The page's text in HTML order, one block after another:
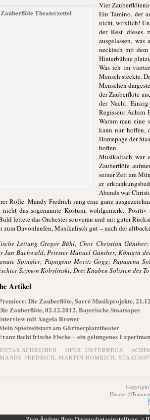
Vier
Ein Tamino, der
nicht, wirklich!
der Rest dieses
ausgelassen,
neckisch mit
Hinterbühne
Was ich im
Mensch steckte.
Menschen
der Zauberflöte
der Nacht.
Regisseur Achim
Warum man eine
kann nur hoffen,
Homepage der
hoffen.
Musikalisch war
Zauberflöte
seiner Zeit am
er
Abends war
Rolle. Mandy Fredrich sang eine ganz
nicht das sogenannte Kostüm, wohlgemerkt.
leitete das Orchester souverän und mit guter
zum Davonlaufen, Musikalisch gut – nach der
Leitung Gregor Bühl; Chor Christian
Jan Buchwald; Priester Manuel Günther; Königin
Spingler; Papageno Moritz Gogg; Papagena
Szymon Kobylinski; Drei Knaben Solisten des
Artikel
Die Zauberflöte, Sarré Musikprojekte,
Zauberflöte, 02.12.2012, Bayerische Staatsoper
mit Angela Brower
Spielzeitstart am Gärtnerplatztheater
fischt frische Fische – ein gelungenes
SCHREIBEN OPER, UNTERWEGS
MANDY FREDRICH, MARTIN HOMRICH,
Header